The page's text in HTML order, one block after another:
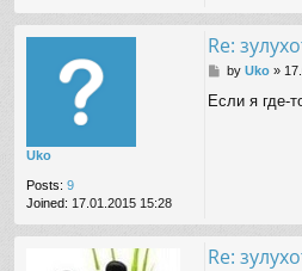
Uko
Posts: 9
Joined: 17.01.2015 15:28
Re:
P
s
by Uko»
Если я где-
Re: